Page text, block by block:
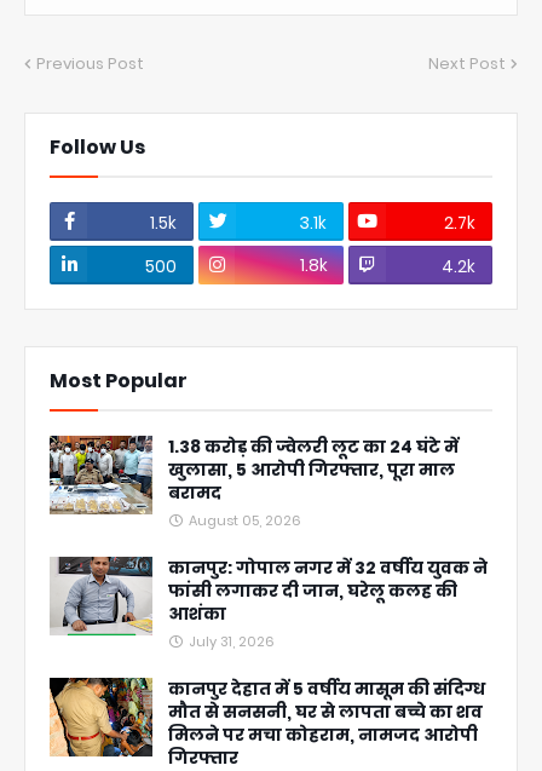
Previous Post Next Post
Follow Us
1.5k 3.1k
2.7k
500
1.8k 4.2k
Most Popular
1.38 करोड़ की ज्वेलरी लूट का 24 घंटे में
खुलासा, 5 आरोपी गिरफ्तार, पूरा माल
बरामद
August 05, 2026
कानपुर: गोपाल नगर में 32 वर्षीय युवक ने
फांसी लगाकर दी जान, घरेलू कलह की
आशंका
July 31, 2026
कानपुर देहात में 5 वर्षीय मासूम की संदिग्ध
मौत से सनसनी, घर से लापता बच्चे का शव
मिलने पर मचा कोहराम, नामजद आरोपी
गिरफ्तार